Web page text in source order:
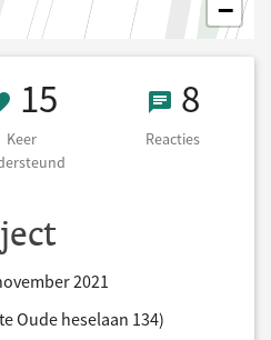
−
2
15 Keer
15
Keer
8 8
Reacties
2021
Oude heselaan 134)